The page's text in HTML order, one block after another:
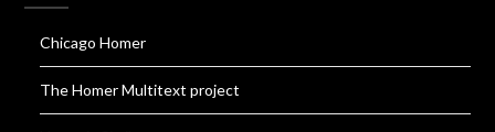
Chicago Homer
The Homer Multitext project